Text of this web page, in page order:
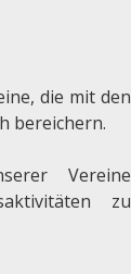
die mit den
bereichern.
Vereine
zu